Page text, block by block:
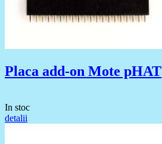
Placa add-on Mote pHAT
In stoc
detalii